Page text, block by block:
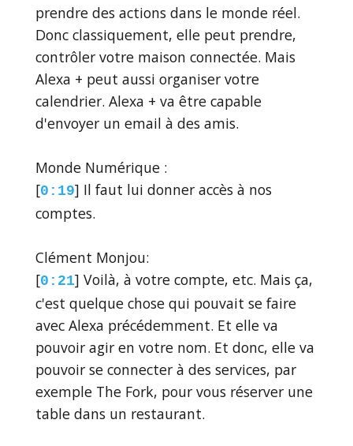
prendre des actions dans le monde réel.
Donc classiquement, elle peut prendre,
contrôler votre maison connectée. Mais
Alexa + peut aussi organiser votre
calendrier. Alexa + va être capable
d'envoyer un email à des amis.
Monde Numérique :
[0:19] Il faut lui donner accès à nos
comptes.
Clément Monjou:
[0:21] Voilà, à votre compte, etc. Mais ça,
c'est quelque chose qui pouvait se faire
avec Alexa précédemment. Et elle va
pouvoir agir en votre nom. Et donc, elle va
pouvoir se connecter à des services, par
exemple The Fork, pour vous réserver une
table dans un restaurant.